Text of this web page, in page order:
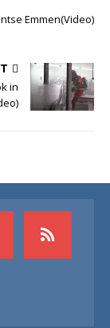
Emmen(Video)
in